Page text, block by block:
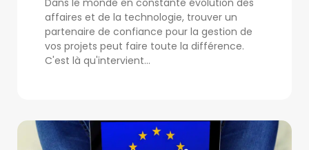
Dans le monde en constante évolution des
affaires et de la technologie, trouver un
partenaire de confiance pour la gestion de
vos projets peut faire toute la différence.
C'est là qu'intervient...